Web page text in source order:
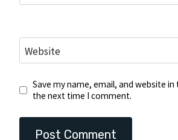
Website
Save my name, email, and website
the next time I comment.